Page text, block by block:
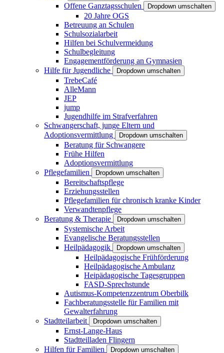
Offene Ganztagsschulen Dropdown umschalten
20 Jahre OGS
Betreuung an Schulen
Schulsozialarbeit
Hilfen bei Schulvermeidung
Schulbegleitung
Engagementförderung an Gymnasien
Hilfe für Jugendliche
Dropdown umschalten
TrebeCafé
AlleMann
JEP
jump
Jugendhilfe im Strafverfahren
Schwangerschaft, junge Eltern und
Adoptionsvermittlung
Dropdown umschalten
Beratung für Schwangere
Frühe Hilfen
Adoptionsvermittlung
Pflegefamilien
Dropdown umschalten
Bereitschaftspflege
Erziehungsstellen
Pflegefamilien für chronisch kranke Kinder
Verwandtenpflege
Beratung & Therapie
Dropdown umschalten
Systemische Arbeit
Evangelische Beratungsstellen
Heilpädagogik
Dropdown umschalten
Heilpädagogische Frühförderung
Heilpädagogische Ambulanz
Heipädagogische Tagesgruppen
FASD-Sprechstunde
Autismus-Kompetenzzentrum Oberbilk
Fachberatungsstelle für Familien mit
Gewalterfahrung
Stadtteilarbeit
Dropdown umschalten
Ernst-Lange-Haus
Stadtteilladen Flingern
Hilfen für Familien
Dropdown umschalten